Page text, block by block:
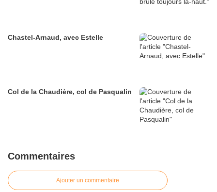
Chastel-Arnaud, avec Estelle
Col de la Chaudière, col de Pasqualin
Commentaires
Ajouter un commentaire